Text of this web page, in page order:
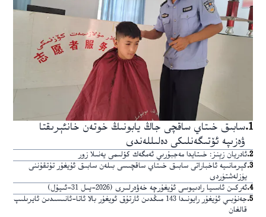
1
.سابىق خىتاي ساقچى جاڭ يابونىڭ خوتەن خانئېرىقتا
ۋەزىپە ئۆتىگەنلىكى دەلىللەندى
2
.ئادريان زېنز: خىتايدا مەجبۇرىي ئەمگەك كۆلىمى يەنىلا زور
3
.گېرمانىيە ئاخباراتى سابىق خىتاي ساقچىسى بىلەن سابىق ئۇيغۇر تۇتقۇننى
يۈزلەشتۈردى
4
.ئەركىن ئاسىيا رادىيوسى ئۇيغۇرچە خەۋەرلىرى (2026-يىل 31-ئىيۇل)
5
.
جەنۇبىي ئۇيغۇر رايونىدا 143 مىڭدىن ئارتۇق ئويغۇر بالا ئاتا-ئانىسىدىن ئايرىلىپ
قالغان